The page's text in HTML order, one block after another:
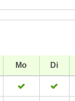
Mo Di